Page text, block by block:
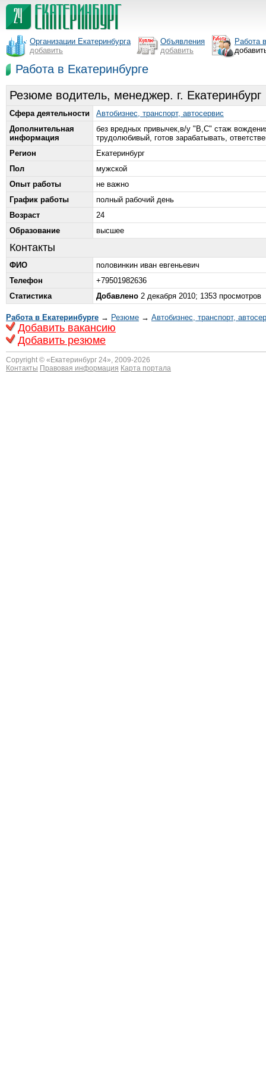
Организации Екатеринбурга
добавить
Объявления
добавить
Работа
Работа в Екатеринбурге
Резюме водитель, менеджер. г. Екатеринбург
Сфера деятельности
Автобизнес, транспорт, автосервис
Дополнительная
информация
без вредных привычек,в/у "В,С" стаж
трудолюбивый, готов зарабатывать,
Регион
Екатеринбург
Пол
мужской
Опыт работы
не важно
График работы
полный рабочий день
Возраст
24
Образование
высшее
Контакты
ФИО
половинкин иван евгеньевич
Телефон
+79501982636
Статистика
Добавлено 2 декабря 2010; 1353 просмотров
Работа в Екатеринбурге → Резюме → Автобизнес, транспорт,
Добавить вакансию
Добавить резюме
Copyright © « Екатеринбург 24», 2009-2026
Контакты Правовая информация Карта портала